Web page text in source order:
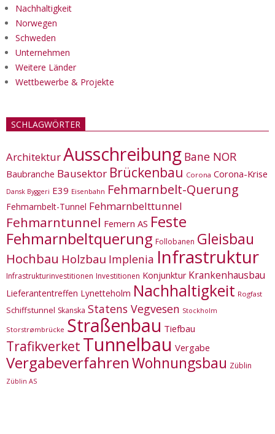
Nachhaltigkeit
Norwegen
Schweden
Unternehmen
Weitere Länder
Wettbewerbe & Projekte
SCHLAGWÖRTER
ArchitekturAusschreibung Bane NOR
Baubranche Bausektor Brückenbau Corona Corona-Krise
Dansk Byggeri E39 Eisenbahn Fehmarnbelt-Querung
Fehmarnbelt-Tunnel Fehmarnbelttunnel
Fehmarntunnel Femern AS Feste
Fehmarnbeltquerung Follobanen Gleisbau
Hochbau Holzbau Implenia Infrastruktur
Infrastrukturinvestitionen Investitionen Konjunktur Krankenhausbau
Lieferantentreffen Lynetteholm Nachhaltigkeit Rogfast
Schiffstunnel Skanska Statens Vegvesen Stockholm
Storstrømbrücke Straßenbau Tiefbau
Trafikverket Tunnelbau Vergabe
VergabeverfahrenWohnungsbau Züblin
Züblin AS